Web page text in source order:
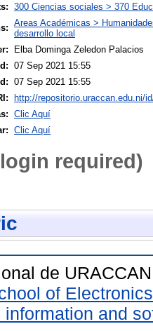
300 Ciencias sociales > 370
Areas Académicas >
desarrollo local
Elba Dominga Zeledon Palacios
07 Sep 2021 15:55
07 Sep 2021 15:55
http://repositorio.uraccan.edu.ni/
Clic Aquí
Clic Aquí
required)
de
of
information and